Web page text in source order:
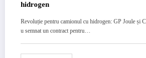
hidrogen
Revoluție pentru camionul cu hidrogen: GP Joule și
u semnat un contract pentru…